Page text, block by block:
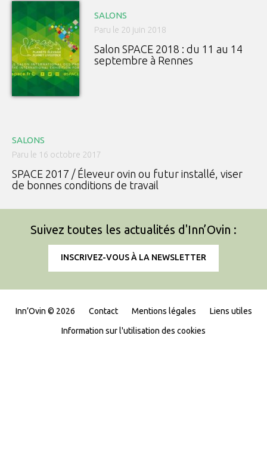
SALONS
Paru le 20 juin 2018
Salon SPACE 2018 : du 11 au 14
septembre à Rennes
SALONS
Paru le 16 octobre 2017
SPACE 2017 / Éleveur ovin ou futur installé, viser
de bonnes conditions de travail
Suivez toutes les actualités d'Inn’Ovin :
INSCRIVEZ-VOUS À LA NEWSLETTER
Inn’Ovin © 2026 Contact Mentions légales Liens utiles
Information sur l'utilisation des cookies